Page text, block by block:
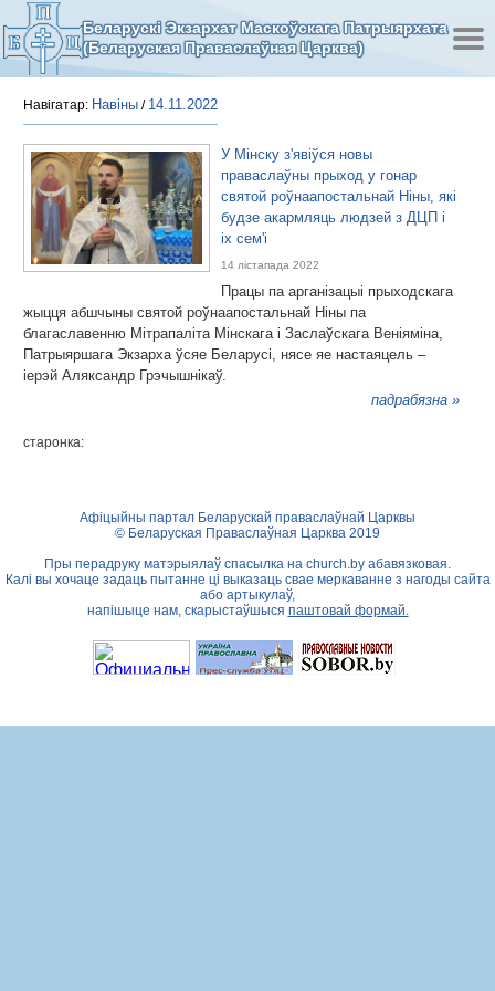
Беларускі Экзархат Маскоўскага Патрыярхата
(Беларуская Праваслаўная Царква)
Навігатар: Навіны / 14.11.2022
У Мінску з'явіўся новы
праваслаўны прыход у гонар
святой роўнаапостальнай Ніны, які
будзе акармляць людзей з ДЦП і
іх сем'і
14 лістапада 2022
Працы па арганізацыі прыходскага
жыцця абшчыны святой роўнаапостальнай Ніны па
благаславенню Мітрапаліта Мінскага і Заслаўскага Веніяміна,
Патрыяршага Экзарха ўсяе Беларусі, нясе яе настаяцель –
іерэй Аляксандр Грэчышнікаў.
падрабязна »
старонка:
Афіцыйны партал Беларускай праваслаўнай Царквы
© Беларуская Праваслаўная Царква 2019
Пры перадруку матэрыялаў спасылка на church.by абавязковая.
Калі вы хочаце задаць пытанне ці выказаць свае меркаванне з нагоды сайта
або артыкулаў,
напішыце нам, скарыстаўшыся паштовай формай.